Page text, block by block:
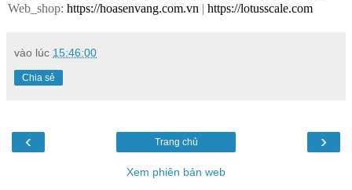
Web_shop: https://hoasenvang.com.vn | https://lotusscale.com
vào lúc 15:46:00
Chia sẻ
‹ ›
Trang chủ
Xem phiên bản web